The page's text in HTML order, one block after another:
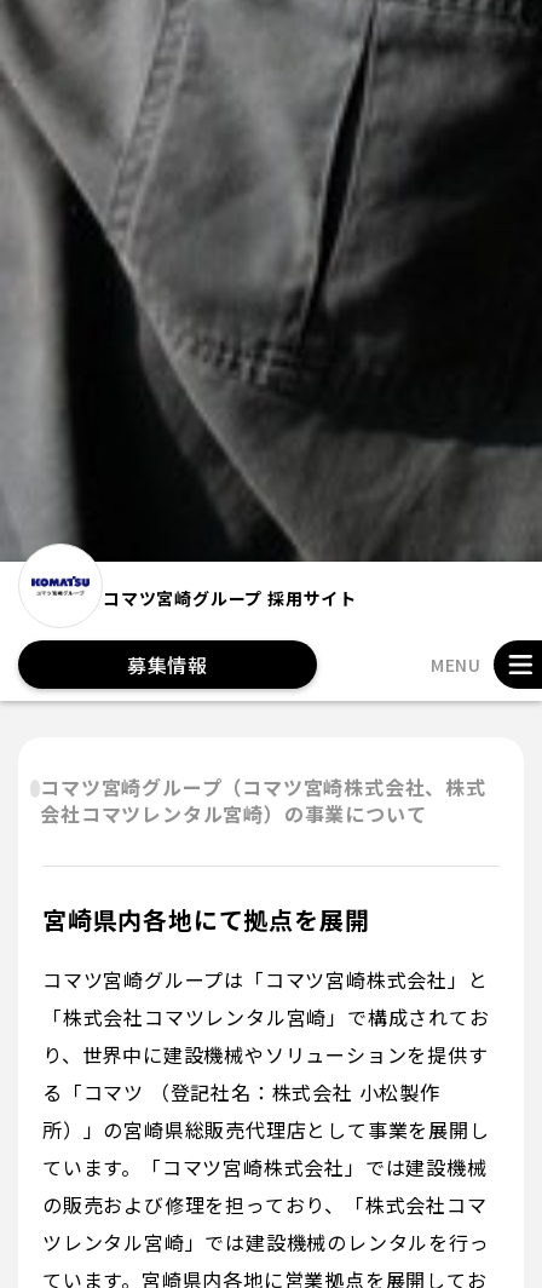
コマツ宮崎グループ 採用サイト
募集情報 MENU
コマツ宮崎グループ（コマツ宮崎株式会社、株式
会社コマツレンタル宮崎）の事業について
宮崎県内各地にて拠点を展開
コマツ宮崎グループは「コマツ宮崎株式会社」と
「株式会社コマツレンタル宮崎」で構成されてお
り、世界中に建設機械やソリューションを提供す
る「コマツ （登記社名：株式会社 小松製作
所）」の宮崎県総販売代理店として事業を展開し
ています。「コマツ宮崎株式会社」では建設機械
の販売および修理を担っており、「株式会社コマ
ツレンタル宮崎」では建設機械のレンタルを行っ
ています。宮崎県内各地に営業拠点を展開してお